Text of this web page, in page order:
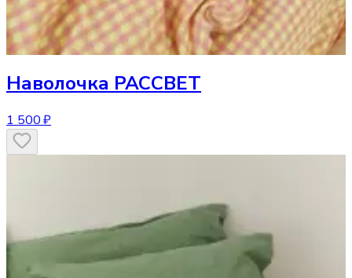
Наволочка РАССВЕТ
1 500 ₽